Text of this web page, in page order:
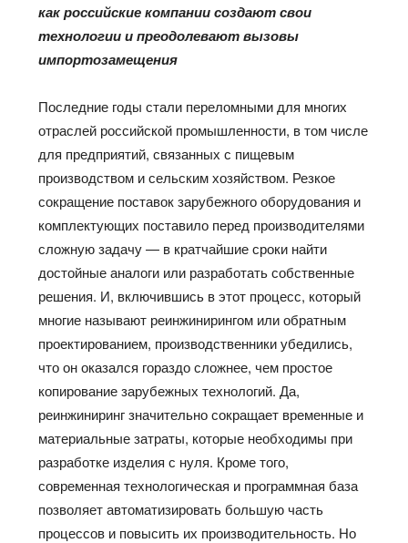
как российские компании создают свои
технологии и преодолевают вызовы
импортозамещения
Последние годы стали переломными для многих
отраслей российской промышленности, в том числе
для предприятий, связанных с пищевым
производством и сельским хозяйством. Резкое
сокращение поставок зарубежного оборудования и
комплектующих поставило перед производителями
сложную задачу — в кратчайшие сроки найти
достойные аналоги или разработать собственные
решения. И, включившись в этот процесс, который
многие называют реинжинирингом или обратным
проектированием, производственники убедились,
что он оказался гораздо сложнее, чем простое
копирование зарубежных технологий. Да,
реинжиниринг значительно сокращает временные и
материальные затраты, которые необходимы при
разработке изделия с нуля. Кроме того,
современная технологическая и программная база
позволяет автоматизировать большую часть
процессов и повысить их производительность. Но